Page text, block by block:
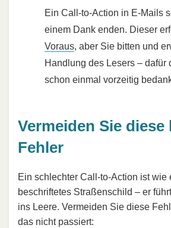
Ein Call-to-Action in E-Mails
einem Dank enden. Dieser
Voraus, aber Sie bitten und
Handlung des Lesers – dafür
schon einmal vorzeitig
Vermeiden Sie diese
Fehler
Ein schlechter Call-to-Action ist wie
beschriftetes Straßenschild – er
ins Leere. Vermeiden Sie diese
das nicht passiert: